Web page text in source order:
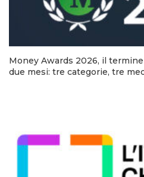
Money Awards 2026, il
due mesi: tre categorie, tre